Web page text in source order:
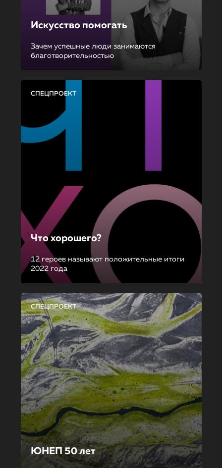
Искусство помогать
Зачем успешные люди занимаются
благотворительностью
СПЕЦПРОЕКТ
Что хорошего?
12 героев называют положительные итоги
2022 года
СПЕЦПРОЕКТ
ЮНЕП 50 лет